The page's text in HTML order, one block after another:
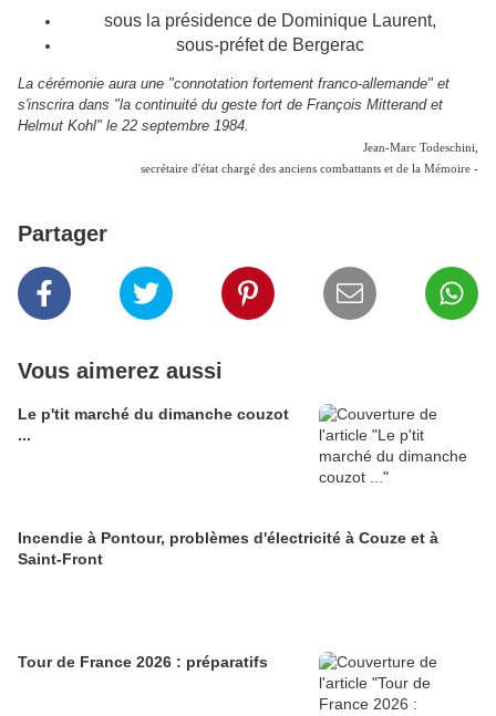
sous la présidence de Dominique Laurent,
sous-préfet de Bergerac
La cérémonie aura une "connotation fortement franco-allemande" et
s'inscrira dans "la continuité du geste fort de François Mitterand et
Helmut Kohl" le 22 septembre 1984.
Jean-Marc Todeschini,
secrétaire d'état chargé des anciens combattants et de la Mémoire -
Partager
Vous aimerez aussi
Le p'tit marché du dimanche couzot
...
Incendie à Pontour, problèmes d'électricité à Couze et à
Saint-Front
Tour de France 2026 : préparatifs